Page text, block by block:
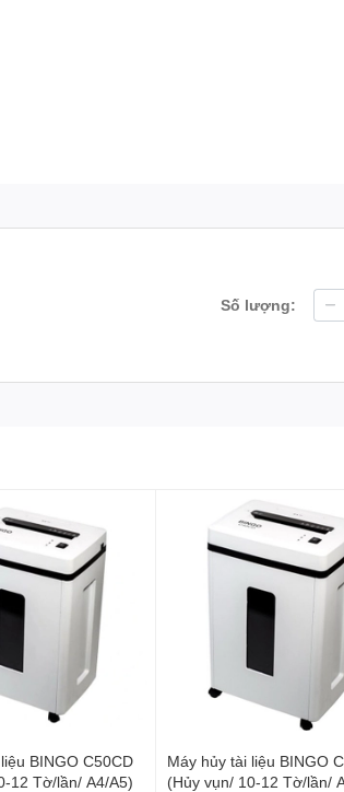
Số lượng:
BINGO C50CD
12 Tờ/lần/ A4/A5)
Máy hủy tài liệu BINGO
(Hủy vụn/ 10-12 Tờ/lần/